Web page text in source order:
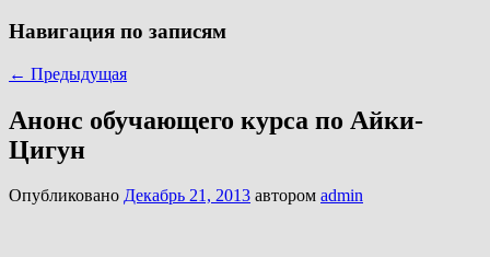
Навигация по записям
← Предыдущая
Анонс обучающего курса по Айки-
Цигун
Опубликовано Декабрь 21, 2013 автором admin